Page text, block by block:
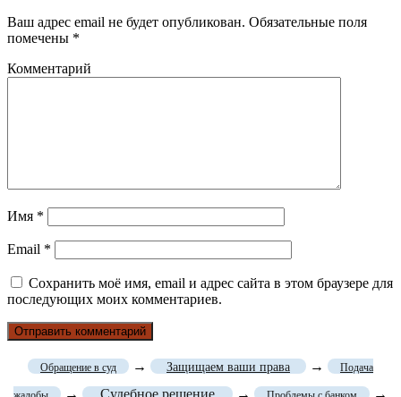
Ваш адрес email не будет опубликован. Обязательные поля
помечены *
Комментарий
Имя *
Email *
Сохранить моё имя, email и адрес сайта в этом браузере для
последующих моих комментариев.
Обращение в суд → Защищаем ваши права → Подача
→ Судебное решение → →